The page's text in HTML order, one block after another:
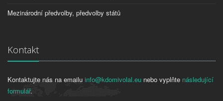
Mezinárodní předvolby, předvolby států
Kontakt
Kontaktujte nás na emailu info@kdomivolal.eu nebo vyplňte následující
formulář.